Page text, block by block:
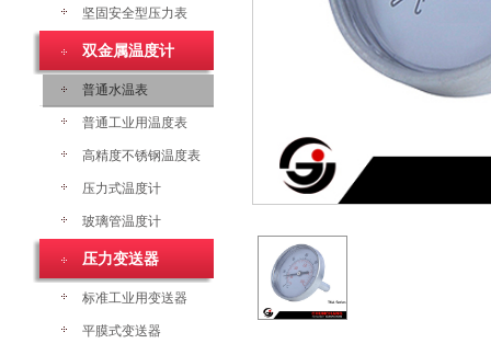
坚固安全型压力表
双金属温度计
普通水温表
普通工业用温度表
高精度不锈钢温度表
压力式温度计
玻璃管温度计
压力变送器
标准工业用变送器
平膜式变送器